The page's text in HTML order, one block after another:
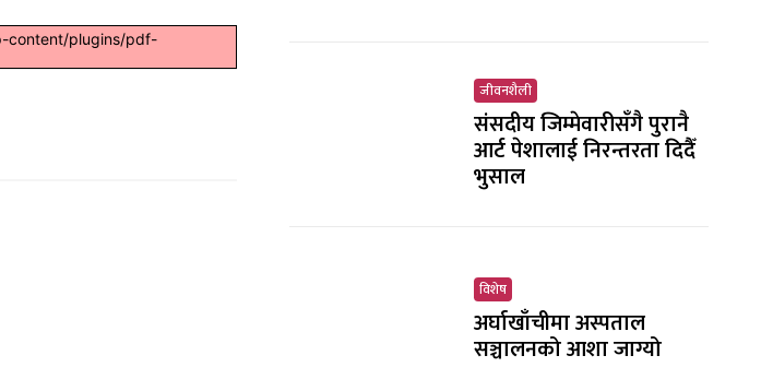
content/plugins/pdf-
जीवनशैली
संसदीय जिम्मेवारीसँगै पुरानै
आर्ट पेशालाई निरन्तरता दिदैँ
भुसाल
विशेष
अर्घाखाँचीमा अस्पताल
सञ्चालनको आशा जाग्यो